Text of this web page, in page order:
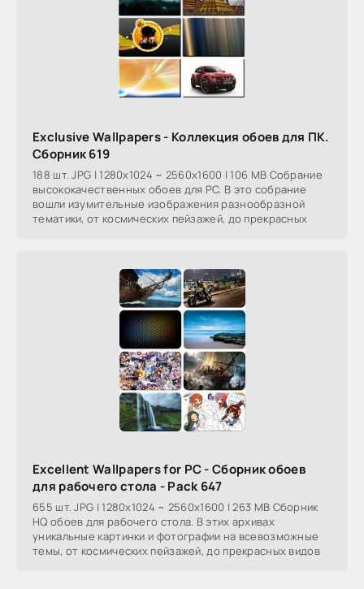
Exclusive Wallpapers - Коллекция обоев для ПК.
Сборник 619
188 шт. JPG | 1280x1024 ~ 2560x1600 | 106 MB Собрание
высококачественных обоев для PC. В это собрание
вошли изумительные изображения разнообразной
тематики, от космических пейзажей, до прекрасных
Excellent Wallpapers for PC - Сборник обоев
для рабочего стола - Pack 647
655 шт. JPG | 1280x1024 ~ 2560x1600 | 263 MB Сборник
HQ обоев для рабочего стола. В этих архивах
уникальные картинки и фотографии на всевозможные
темы, от космических пейзажей, до прекрасных видов